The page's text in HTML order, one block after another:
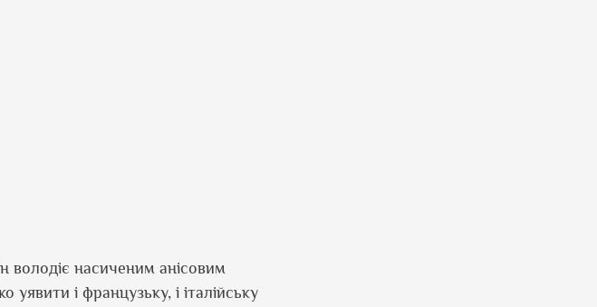
володіє насиченим анісовим
уявити і французьку, і італійську